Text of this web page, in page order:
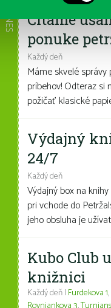
Čítame
ponuke
Každý deň
Máme skvelé
príbehov! Odteraz si
požičať klasické
DNES
Výdajný
24/7
Každý deň
Výdajný box na
pri vchode do
jeho obsluha je
Kubo Club
knižnici
Každý deň | Furdekova 1,